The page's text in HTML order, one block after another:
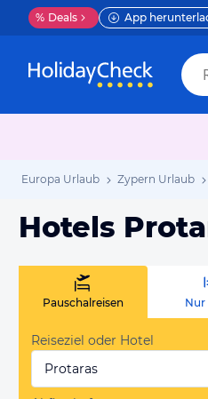
% Deals App
Europa Urlaub Zypern Urlaub
Hotels
Pauschalreisen Nur
Reiseziel oder Hotel
Protaras